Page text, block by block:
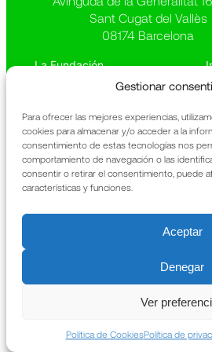
Gestionar
Para ofrecer las mejores experiencias,
cookies para almacenar y/o acceder a la
consentimiento de estas tecnologías nos
comportamiento de navegación o las
consentir o retirar el consentimiento, puede
características y funciones.
Aceptar
Denegar
Ver
Política de CookiesPolítica de
Sant Cugat del Vallès
08174 Barcelona
La Fundación
Noticias
Contacto